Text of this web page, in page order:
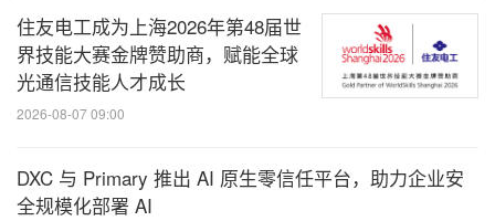
住友电工成为上海2026年第48届世
界技能大赛金牌赞助商，赋能全球
光通信技能人才成长
2026-08-07 09:00
DXC 与 Primary 推出 AI 原生零信任平台，助力企业安
全规模化部署 AI